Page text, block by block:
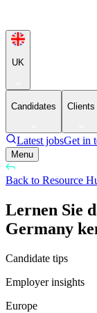
UK
Candidates Clients
Latest jobsGet in
Menu
Back to Resource
Lernen Sie
Germany
Candidate tips
Employer insights
Europe